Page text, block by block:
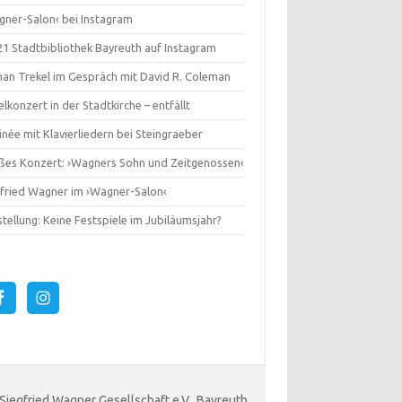
Salon‹ bei Instagram
Stadtbibliothek Bayreuth auf Instagram
Trekel im Gespräch mit David R. Coleman
in der Stadtkirche – entfällt
mit Klavierliedern bei Steingraeber
Konzert: ›Wagners Sohn und Zeitgenossen‹
Wagner im ›Wagner-Salon‹
Keine Festspiele im Jubiläumsjahr?